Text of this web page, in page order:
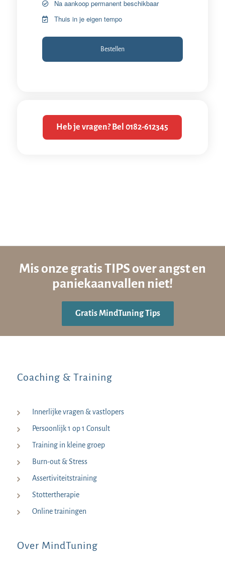
Na aankoop permanent beschikbaar
Thuis in je eigen tempo
Bestellen
Heb je vragen? Bel 0182-612345
Mis onze gratis TIPS over angst en
paniekaanvallen niet!
Gratis MindTuning Tips
Coaching & Training
Innerlijke vragen & vastlopers
Persoonlijk 1 op 1 Consult
Training in kleine groep
Burn-out & Stress
Assertiviteitstraining
Stottertherapie
Online trainingen
Over MindTuning